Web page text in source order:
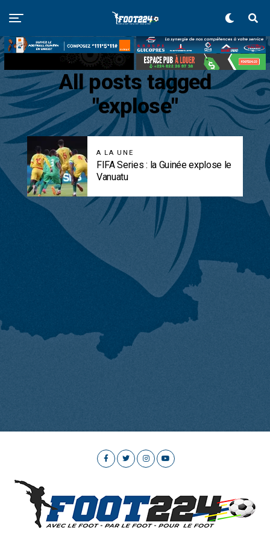
All posts tagged
"explose"
A LA UNE
FIFA Series : la Guinée explose le
Vanuatu